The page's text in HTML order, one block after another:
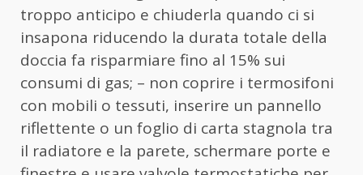
troppo anticipo e chiuderla quando ci si
insapona riducendo la durata totale della
doccia fa risparmiare fino al 15% sui
consumi di gas; – non coprire i termosifoni
con mobili o tessuti, inserire un pannello
riflettente o un foglio di carta stagnola tra
il radiatore e la parete, schermare porte e